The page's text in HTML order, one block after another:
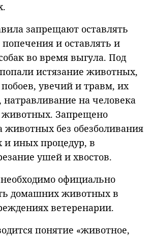
запрещают оставлять
и оставлять и
во время выгула. Под
истязание животных,
увечий и травм, их
на человека
животных. Запрещено
животных без обезболивания
и иных процедур, в
ушей и хвостов.
официально
домашних животных в
ветеренарии.
понятие «животное,